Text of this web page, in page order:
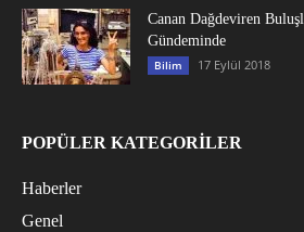
Canan Dağdeviren
Gündeminde
Bilim 17 Eylül 2018
POPÜLER KATEGORİLER
Haberler
Genel